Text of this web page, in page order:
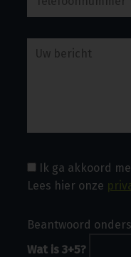
Ik ga akkoord
Lees hier onze
Beantwoord
Wat is 3+5?